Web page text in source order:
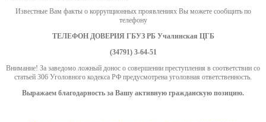
Известные Вам факты о коррупционных проявлениях Вы можете сообщить по
телефону
ТЕЛЕФОН ДОВЕРИЯ ГБУЗ РБ Учалинская ЦГБ
(34791) 3-64-51
Внимание! За заведомо ложный донос о совершении преступления в соответствии со
статьей 306 Уголовного кодекса РФ предусмотрена уголовная ответственность.
Выражаем благодарность за Вашу активную гражданскую позицию.